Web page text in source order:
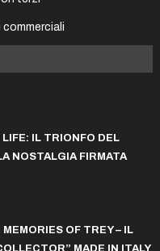
IL TRIONFO DEL
NOSTALGIA FIRMATA
OF TREY – IL
MADE IN ITALY